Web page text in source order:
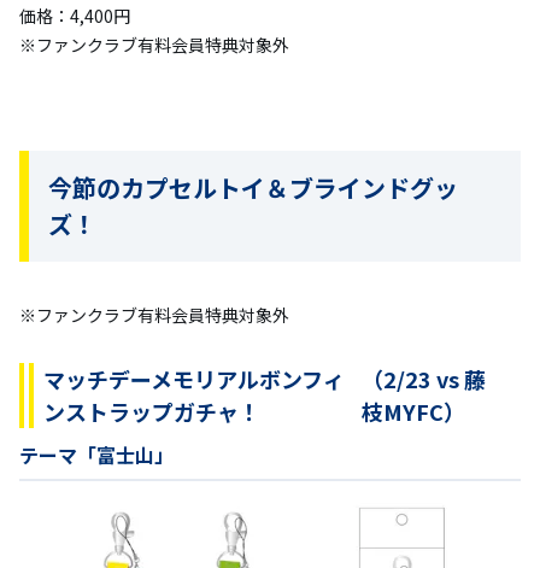
価格：4,400円
※ファンクラブ有料会員特典対象外
今節のカプセルトイ＆ブラインドグッ
ズ！
※ファンクラブ有料会員特典対象外
マッチデーメモリアルボンフィ
ンストラップガチャ！
（2/23 vs 藤
枝MYFC）
テーマ「富士山」